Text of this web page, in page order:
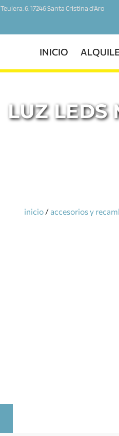
Teulera, 6. 17246 Santa Cristina d'Aro
INICIO
LUZ LEDS
inicio/ accesorios y